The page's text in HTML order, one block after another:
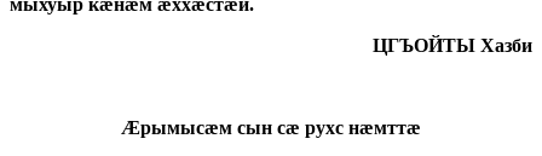
ЦГЪОЙТЫ Хазби
Ӕрымысӕм сын сӕ рухс нӕмттӕ